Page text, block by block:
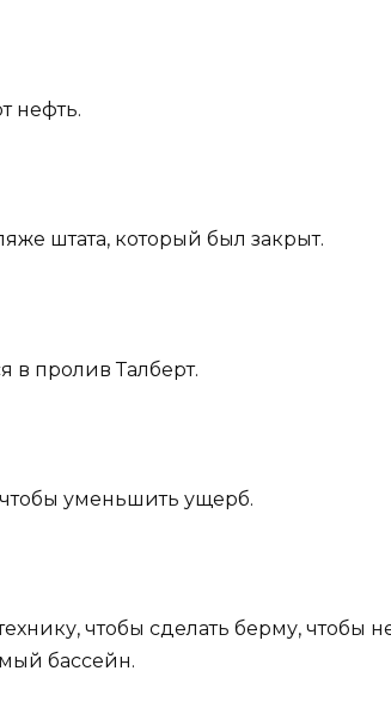
нефть.
штата, который был закрыт.
в пролив Талберт.
уменьшить ущерб.
чтобы сделать берму, чтобы
бассейн.